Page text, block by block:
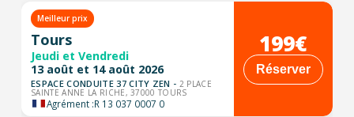
Meilleur prix
Tours
Jeudi et Vendredi
13 août et 14 août 2026
ESPACE CONDUITE 37 CITY ZEN - 2 PLACE
SAINTE ANNE LA RICHE, 37000 TOURS
Agrément :R 13 037 0007 0
199€
Réserver